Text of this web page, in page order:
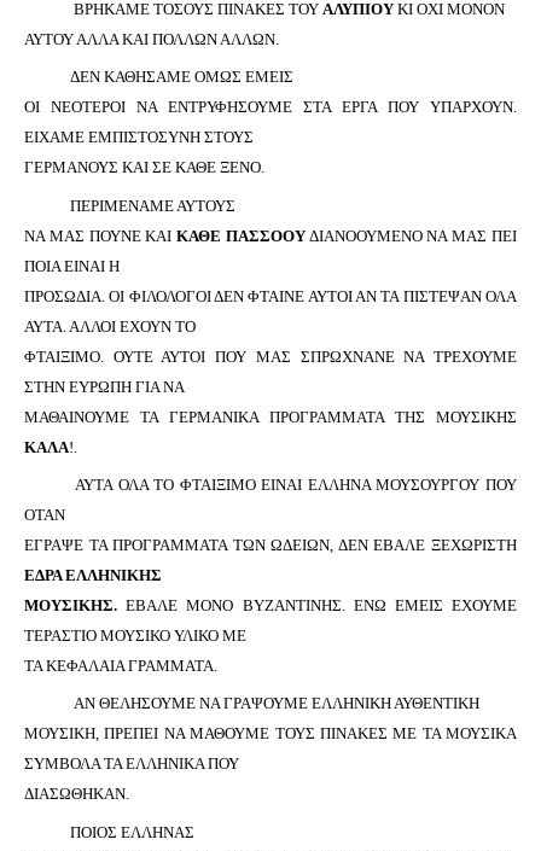
ΒΡΗΚΑΜΕ ΤΟΣΟΥΣ ΠΙΝΑΚΕΣ ΤΟΥ ΑΛΥΠΙΟΥΚΙ ΟΧΙ ΜΟΝΟΝ
ΑΥΤΟΥ ΑΛΛΑ ΚΑΙ ΠΟΛΛΩΝ ΑΛΛΩΝ.
ΔΕΝ ΚΑΘΗΣΑΜΕ ΟΜΩΣ ΕΜΕΙΣ
ΟΙ ΝΕΟΤΕΡΟΙ ΝΑ ΕΝΤΡΥΦΗΣΟΥΜΕ ΣΤΑ ΕΡΓΑ ΠΟΥ ΥΠΑΡΧΟΥΝ.
ΕΙΧΑΜΕ ΕΜΠΙΣΤΟΣΥΝΗ ΣΤΟΥΣ
ΓΕΡΜΑΝΟΥΣ ΚΑΙ ΣΕ ΚΑΘΕ ΞΕΝΟ.
ΠΕΡΙΜΕΝΑΜΕ ΑΥΤΟΥΣ
ΝΑ ΜΑΣ ΠΟΥΝΕ ΚΑΙΚΑΘΕ ΠΑΣΣΟΟΥΔΙΑΝΟΟΥΜΕΝΟ ΝΑ ΜΑΣ ΠΕΙ
ΠΟΙΑ ΕΙΝΑΙ Η
ΠΡΟΣΩΔΙΑ. ΟΙ ΦΙΛΟΛΟΓΟΙ ΔΕΝ ΦΤΑΙΝΕ ΑΥΤΟΙ ΑΝ ΤΑ ΠΙΣΤΕΨΑΝ ΟΛΑ
ΑΥΤΑ. ΑΛΛΟΙ ΕΧΟΥΝ ΤΟ
ΦΤΑΙΞΙΜΟ. ΟΥΤΕ ΑΥΤΟΙ ΠΟΥ ΜΑΣ ΣΠΡΩΧΝΑΝΕ ΝΑ ΤΡΕΧΟΥΜΕ
ΣΤΗΝ ΕΥΡΩΠΗ ΓΙΑ ΝΑ
ΜΑΘΑΙΝΟΥΜΕ ΤΑ ΓΕΡΜΑΝΙΚΑ ΠΡΟΓΡΑΜΜΑΤΑ ΤΗΣ ΜΟΥΣΙΚΗΣ
ΚΑΛΑ!.
ΑΥΤΑ ΟΛΑ ΤΟ ΦΤΑΙΞΙΜΟ ΕΙΝΑΙ ΕΛΛΗΝΑ ΜΟΥΣΟΥΡΓΟΥ ΠΟΥ
ΟΤΑΝ
ΕΓΡΑΨΕ ΤΑ ΠΡΟΓΡΑΜΜΑΤΑ ΤΩΝ ΩΔΕΙΩΝ, ΔΕΝ ΕΒΑΛΕ ΞΕΧΩΡΙΣΤΗ
ΕΔΡΑ ΕΛΛΗΝΙΚΗΣ
ΜΟΥΣΙΚΗΣ. ΕΒΑΛΕ ΜΟΝΟ ΒΥΖΑΝΤΙΝΗΣ. ΕΝΩ ΕΜΕΙΣ ΕΧΟΥΜΕ
ΤΕΡΑΣΤΙΟ ΜΟΥΣΙΚΟ ΥΛΙΚΟ ΜΕ
ΤΑ ΚΕΦΑΛΑΙΑ ΓΡΑΜΜΑΤΑ.
ΑΝ ΘΕΛΗΣΟΥΜΕ ΝΑ ΓΡΑΨΟΥΜΕ ΕΛΛΗΝΙΚΗ ΑΥΘΕΝΤΙΚΗ
ΜΟΥΣΙΚΗ, ΠΡΕΠΕΙ ΝΑ ΜΑΘΟΥΜΕ ΤΟΥΣ ΠΙΝΑΚΕΣ ΜΕ ΤΑ ΜΟΥΣΙΚΑ
ΣΥΜΒΟΛΑ ΤΑ ΕΛΛΗΝΙΚΑ ΠΟΥ
ΔΙΑΣΩΘΗΚΑΝ.
ΠΟΙΟΣ ΕΛΛΗΝΑΣ